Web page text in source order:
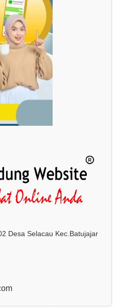
Desa Selacau Kec.Batujajar